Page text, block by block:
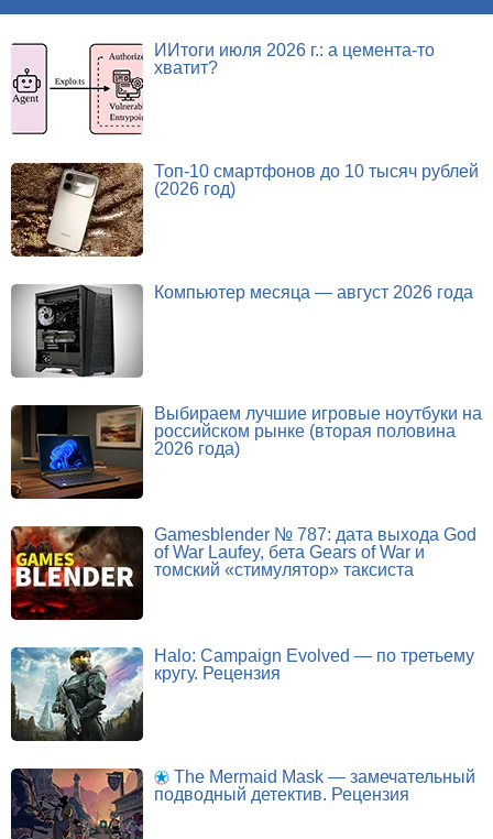
ИИтоги июля 2026 г.: а цемента-то
хватит?
Топ-10 смартфонов до 10 тысяч рублей
(2026 год)
Компьютер месяца — август 2026 года
Выбираем лучшие игровые ноутбуки на
российском рынке (вторая половина
2026 года)
Gamesblender № 787: дата выхода God
of War Laufey, бета Gears of War и
томский «стимулятор» таксиста
Halo: Campaign Evolved — по третьему
кругу. Рецензия
The Mermaid Mask — замечательный
подводный детектив. Рецензия